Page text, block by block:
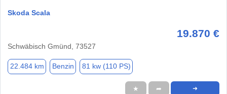
Skoda Scala
19.870 €
Schwäbisch Gmünd, 73527
22.484 km Benzin 81 kw (110 PS)
★ ➦ ➜